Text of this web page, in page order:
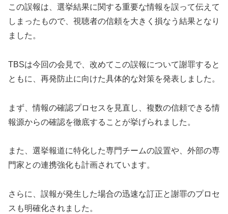
この誤報は、選挙結果に関する重要な情報を誤って伝えて
しまったもので、視聴者の信頼を大きく損なう結果となり
ました。
TBSは今回の会見で、改めてこの誤報について謝罪すると
ともに、再発防止に向けた具体的な対策を発表しました。
まず、情報の確認プロセスを見直し、複数の信頼できる情
報源からの確認を徹底することが挙げられました。
また、選挙報道に特化した専門チームの設置や、外部の専
門家との連携強化も計画されています。
さらに、誤報が発生した場合の迅速な訂正と謝罪のプロセ
スも明確化されました。